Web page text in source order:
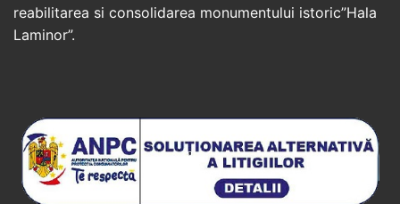
reabilitarea si consolidarea monumentului istoric”Hala
Laminor”.